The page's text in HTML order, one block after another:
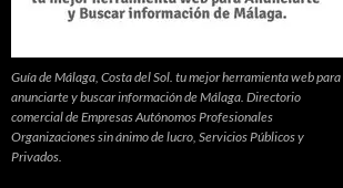
Guía de Málaga, Costa del Sol. tu mejor herramienta web para
anunciarte y buscar información de Málaga. Directorio
comercial de Empresas Autónomos Profesionales
Organizaciones sin ánimo de lucro, Servicios Públicos y
Privados.